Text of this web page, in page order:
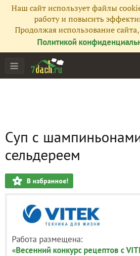
Наш сайт использует файлы
работу и повысить
Продолжая использование
Политикой
Суп с
сельдереем
В избранное!
Работа размещена:
«Весенний конкурс рецептов с